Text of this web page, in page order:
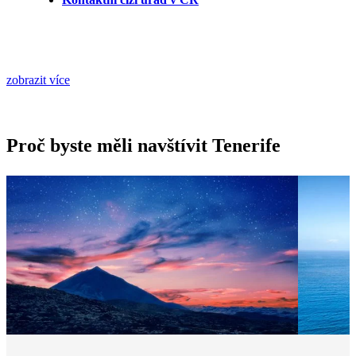
zobrazit více
Proč byste měli navštívit Tenerife